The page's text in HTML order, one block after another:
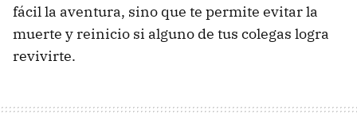
fácil la aventura, sino que te permite evitar la
muerte y reinicio si alguno de tus colegas logra
revivirte.